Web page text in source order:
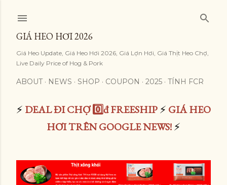
GIÁ HEO HƠI 2026
Giá Heo Update, Giá Heo Hơi 2026, Giá Lợn Hơi, Giá Thịt Heo Chợ,
Live Daily Price of Hog & Pork
ABOUT NEWS SHOP COUPON 2025 TÍNH FCR
⚡ DEAL ĐI CHỢ 0️⃣đ FREESHIP⚡ GIÁ HEO
HƠI TRÊN GOOGLE NEWS!⚡